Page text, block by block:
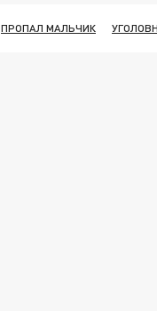
ПРОПАЛ МАЛЬЧИК